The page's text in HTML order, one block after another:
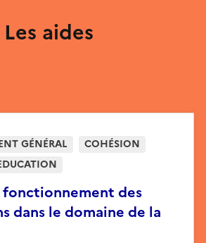
Les aides
fonctionnement des
dans le domaine de la
GÉNÉRAL
COHÉSION